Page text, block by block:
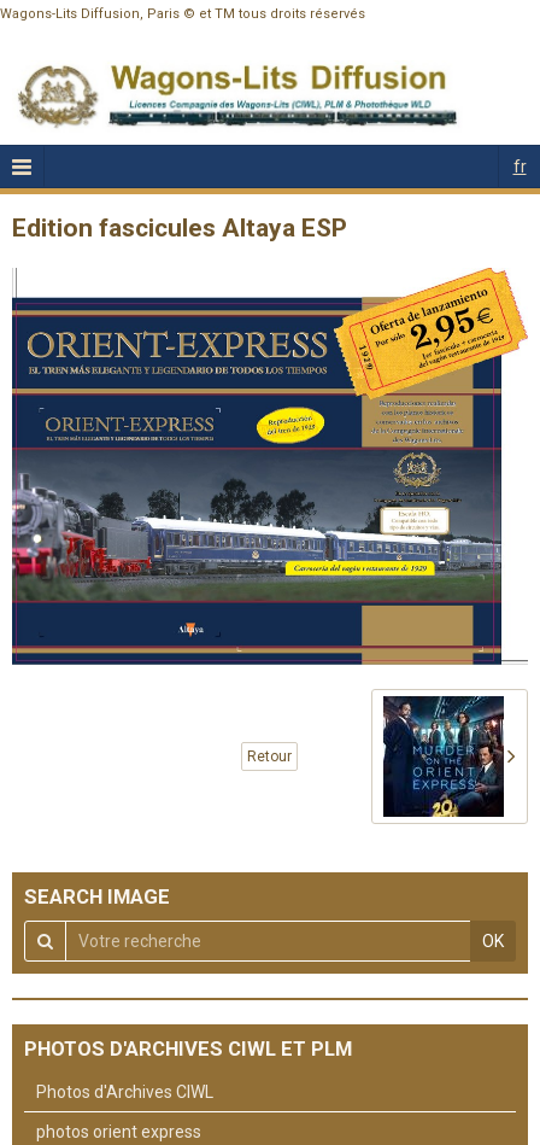
Wagons-Lits Diffusion, Paris © et TM tous droits réservés
fr
Edition fascicules Altaya ESP
Retour
SEARCH IMAGE
OK
PHOTOS D'ARCHIVES CIWL ET PLM
Photos d'Archives CIWL
photos orient express